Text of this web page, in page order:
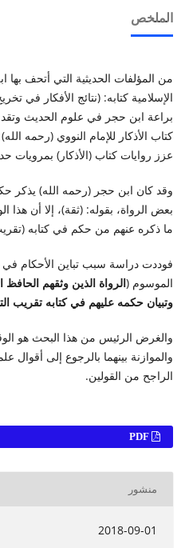
الملخص
من المؤلفات الحديثية التي أتحف بها
الإسلامية كتابه: (نتائج الأفكار في
براعة ابن حجر في علوم الحديث
كتاب الأذكار للإمام النووي (رحمه
عزز روايات كتاب (الأذكار) بمرويات
وقد كان ابن حجر (رحمه الله) يذكر
بعض الرواة، بقوله: (ثقة)، إلا أن
ما ذكره عنهم من حكم في كتابه
فوددت دراسة سبب تباين الأحكام في
الموسوم (الرواة الذين وثقهم الحافظ
وتبيان حكمه عليهم في كتابه تقريب
والغرض الرئيس من هذا البحث هو
والموازنة بينهما بالرجوع إلى أقوال
الراجح من القولين.
PDF
منشور
2018-09-01